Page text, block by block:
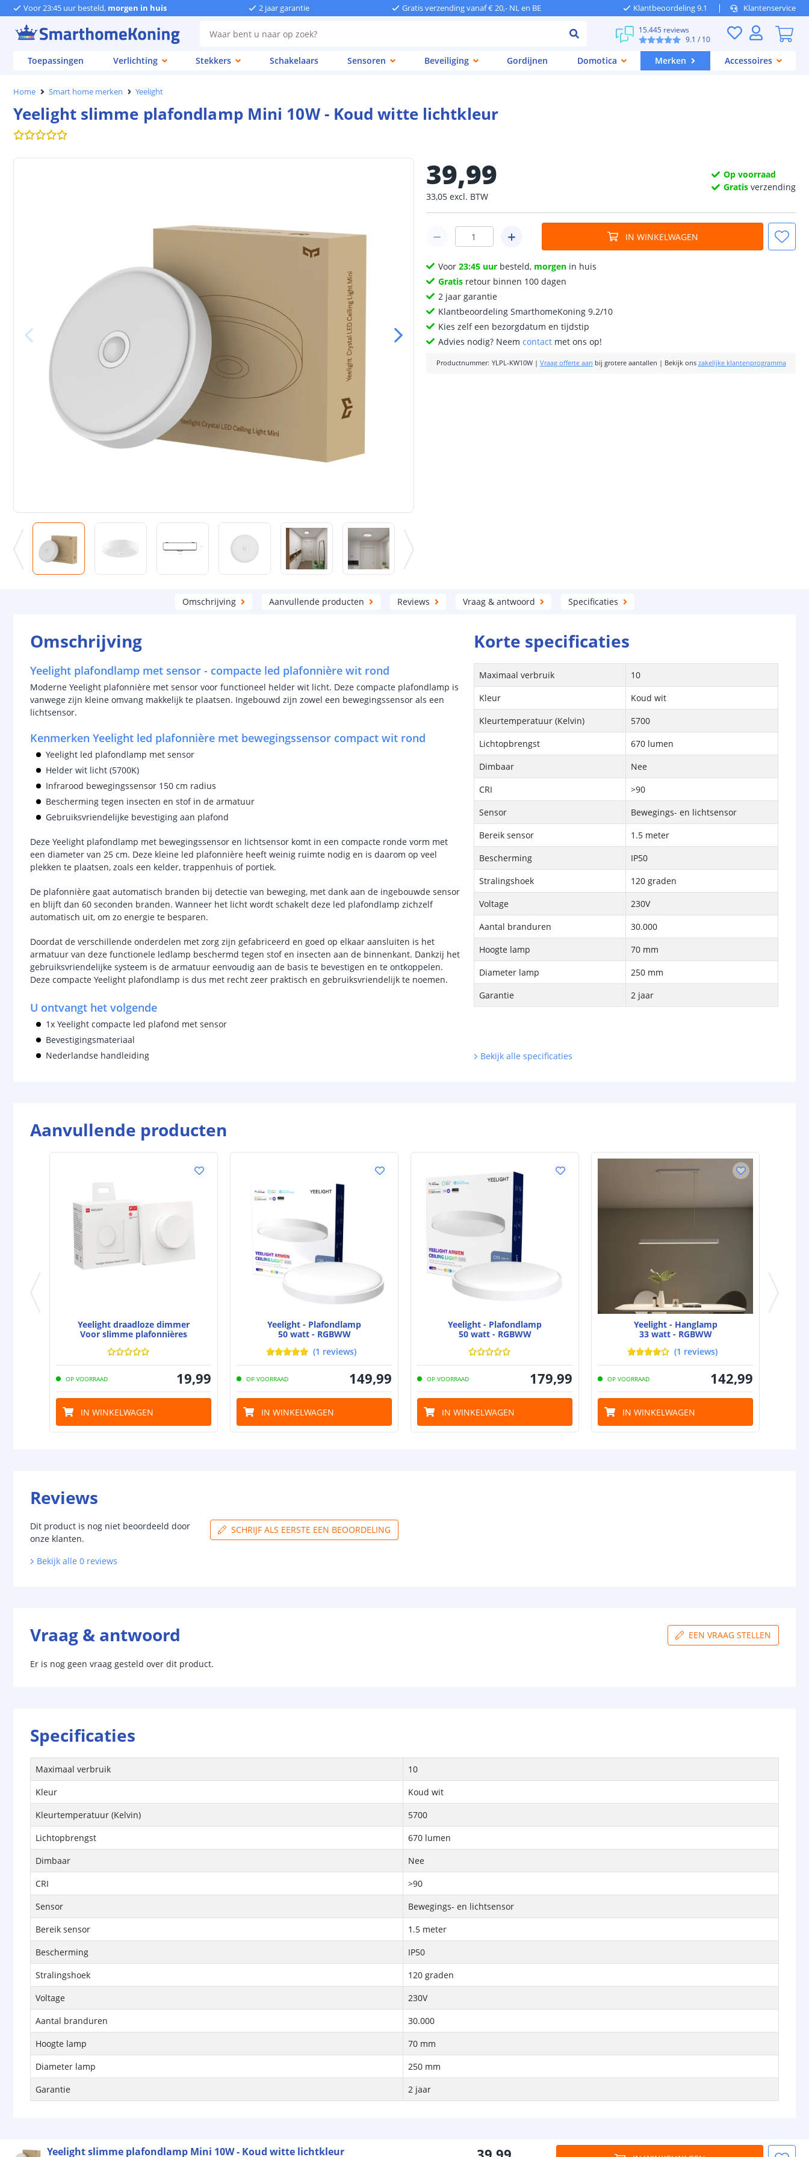
Voor 23:45 uur besteld, morgen in huis 2 jaar garantie Gratis verzending vanaf € 20,- NL en BE Klantbeoordeling 9.1 Klantenservice
15.445 reviews
9.1 / 10
Toepassingen Verlichting Stekkers Schakelaars Sensoren Beveiliging Gordijnen Domotica Merken Accessoires
Home Smart home merken Yeelight
Yeelight slimme plafondlamp Mini 10W - Koud witte lichtkleur
39,99
33,05 excl. BTW
Op voorraad
Gratis verzending
IN WINKELWAGEN
Voor23:45 uur besteld, morgen in huis
Gratis retour binnen 100 dagen
2 jaar garantie
Klantbeoordeling SmarthomeKoning 9.2/10
Kies zelf een bezorgdatum en tijdstip
Advies nodig? Neemcontact met ons op!
Productnummer: YLPL-KW10W| Vraag offerte aan bij grotere aantallen | Bekijk ons zakelijke klantenprogramma
Omschrijving Aanvullende producten Reviews Vraag & antwoord Specificaties
Omschrijving
Yeelight plafondlamp met sensor - compacte led plafonnière wit rond
Moderne Yeelight plafonnière met sensor voor functioneel helder wit licht. Deze compacte plafondlamp is
vanwege zijn kleine omvang makkelijk te plaatsen. Ingebouwd zijn zowel een bewegingssensor als een
lichtsensor.
Kenmerken Yeelight led plafonnière met bewegingssensor compact wit rond
Yeelight led plafondlamp met sensor
Helder wit licht (5700K)
Infrarood bewegingssensor 150 cm radius
Bescherming tegen insecten en stof in de armatuur
Gebruiksvriendelijke bevestiging aan plafond
Deze Yeelight plafondlamp met bewegingssensor en lichtsensor komt in een compacte ronde vorm met
een diameter van 25 cm. Deze kleine led plafonnière heeft weinig ruimte nodig en is daarom op veel
plekken te plaatsen, zoals een kelder, trappenhuis of portiek.
De plafonnière gaat automatisch branden bij detectie van beweging, met dank aan de ingebouwde sensor
en blijft dan 60 seconden branden. Wanneer het licht wordt schakelt deze led plafondlamp zichzelf
automatisch uit, om zo energie te besparen.
Doordat de verschillende onderdelen met zorg zijn gefabriceerd en goed op elkaar aansluiten is het
armatuur van deze functionele ledlamp beschermd tegen stof en insecten aan de binnenkant. Dankzij het
gebruiksvriendelijke systeem is de armatuur eenvoudig aan de basis te bevestigen en te ontkoppelen.
Deze compacte Yeelight plafondlamp is dus met recht zeer praktisch en gebruiksvriendelijk te noemen.
U ontvangt het volgende
1x Yeelight compacte led plafond met sensor
Bevestigingsmateriaal
Nederlandse handleiding
Korte specificaties
Maximaal verbruik
10
Kleur
Koud wit
Kleurtemperatuur (Kelvin)
5700
Lichtopbrengst
670 lumen
Dimbaar
Nee
CRI
>90
Sensor
Bewegings- en lichtsensor
Bereik sensor
1.5 meter
Bescherming
IP50
Stralingshoek
120 graden
Voltage
230V
Aantal branduren
30.000
Hoogte lamp
70 mm
Diameter lamp
250 mm
Garantie
2 jaar
Bekijk alle specificaties
Aanvullende producten
Yeelight draadloze dimmer
Voor slimme plafonnières
OP VOORRAAD 19,99
IN WINKELWAGEN
Yeelight - Plafondlamp
50 watt - RGBWW
(1 reviews)
OP VOORRAAD 149,99
IN WINKELWAGEN
Yeelight - Plafondlamp
50 watt - RGBWW
OP VOORRAAD 179,99
IN WINKELWAGEN
Yeelight - Hanglamp
33 watt - RGBWW
(1 reviews)
OP VOORRAAD 142,99
IN WINKELWAGEN
Reviews
Dit product is nog niet beoordeeld door
onze klanten.
SCHRIJF ALS EERSTE EEN BEOORDELING
Bekijk alle 0 reviews
Vraag & antwoord EEN VRAAG STELLEN
Er is nog geen vraag gesteld over dit product.
Specificaties
Maximaal verbruik
10
Kleur
Koud wit
Kleurtemperatuur (Kelvin)
5700
Lichtopbrengst
670 lumen
Dimbaar
Nee
CRI
>90
Sensor
Bewegings- en lichtsensor
Bereik sensor
1.5 meter
Bescherming
IP50
Stralingshoek
120 graden
Voltage
230V
Aantal branduren
30.000
Hoogte lamp
70 mm
Diameter lamp
250 mm
Garantie
2 jaar
Yeelight slimme plafondlamp Mini 10W - Koud witte lichtkleur